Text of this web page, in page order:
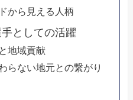
から見える人柄
としての活躍
地域貢献
らない地元との繋がり